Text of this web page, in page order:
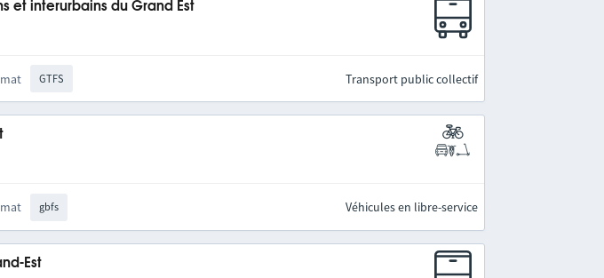
et interurbains du Grand Est
GTFS Transport public collectif
gbfs Véhicules en libre-service
Est